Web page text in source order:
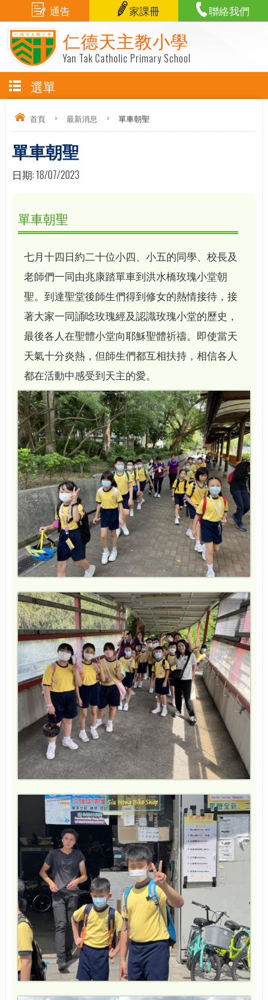
仁德天主教小學
Yan Tak Catholic Primary School
通告 家課冊 聯絡我們
選單
首頁 > 最新消息 > 單車朝聖
單車朝聖
日期:18/07/2023
單車朝聖
七月十四日約二十位小四、小五的同學、校長及
老師們一同由兆康踏單車到洪水橋玫瑰小堂朝
聖。到達聖堂後師生們得到修女的熱情接待，接
著大家一同誦唸玫瑰經及認識玫瑰小堂的歷史，
最後各人在聖體小堂向耶穌聖體祈禱。即使當天
天氣十分炎熱，但師生們都互相扶持，相信各人
都在活動中感受到天主的愛。